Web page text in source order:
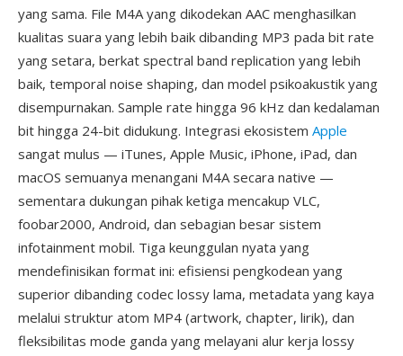
yang sama. File M4A yang dikodekan AAC menghasilkan
kualitas suara yang lebih baik dibanding MP3 pada bit rate
yang setara, berkat spectral band replication yang lebih
baik, temporal noise shaping, dan model psikoakustik yang
disempurnakan. Sample rate hingga 96 kHz dan kedalaman
bit hingga 24-bit didukung. Integrasi ekosistem Apple
sangat mulus — iTunes, Apple Music, iPhone, iPad, dan
macOS semuanya menangani M4A secara native —
sementara dukungan pihak ketiga mencakup VLC,
foobar2000, Android, dan sebagian besar sistem
infotainment mobil. Tiga keunggulan nyata yang
mendefinisikan format ini: efisiensi pengkodean yang
superior dibanding codec lossy lama, metadata yang kaya
melalui struktur atom MP4 (artwork, chapter, lirik), dan
fleksibilitas mode ganda yang melayani alur kerja lossy